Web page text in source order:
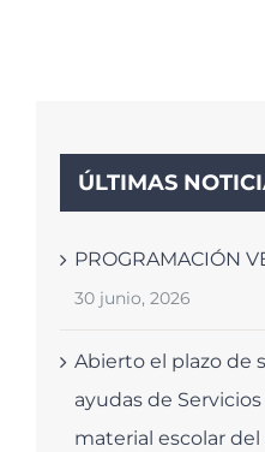
ÚLTIMAS
PROGRAMACIÓN
30 junio, 2026
Abierto el plazo de
ayudas de Servicios
material escolar del